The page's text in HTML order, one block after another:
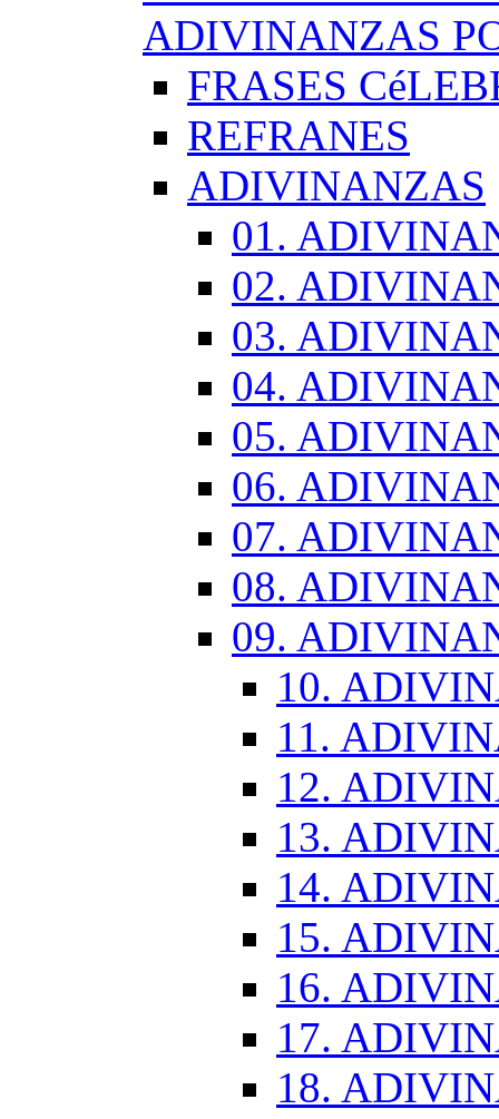
ADIVINANZAS
FRASES
REFRANES
ADIVINANZAS
01.
02.
03.
04.
05.
06.
07.
08.
09.
10.
11.
12.
13.
14.
15.
16.
17.
18.